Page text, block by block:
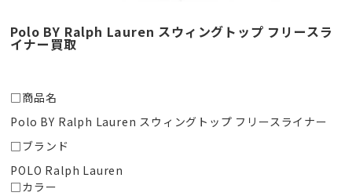
Polo BY Ralph Lauren スウィングトップ フリースラ
イナー買取
□商品名
Polo BY Ralph Lauren スウィングトップ フリースライナー
□ブランド
POLO Ralph Lauren
□カラー